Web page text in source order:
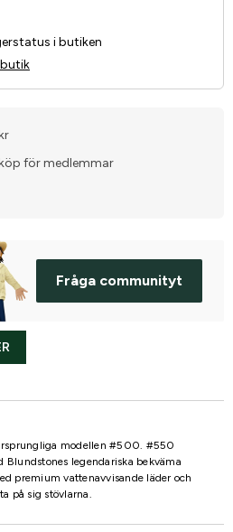
i butiken
för medlemmar
Fråga communityt
modellen #500. #550
legendariska bekväma
premium vattenavvisande läder och
på sig stövlarna.